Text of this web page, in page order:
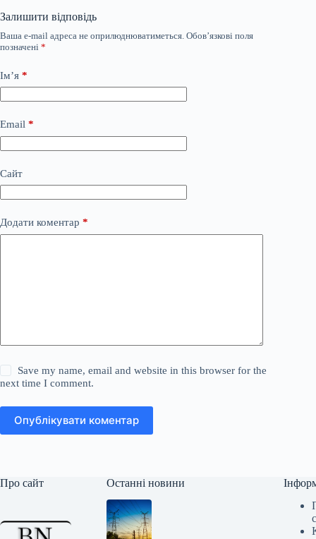
Залишити відповідь
Ваша e-mail адреса не оприлюднюватиметься. Обов’язкові поля
позначені *
Ім’я *
Email *
Сайт
Додати коментар *
Save my name, email and website in this browser for the
next time I comment.
Опублікувати коментар
Про сайт Останні новини